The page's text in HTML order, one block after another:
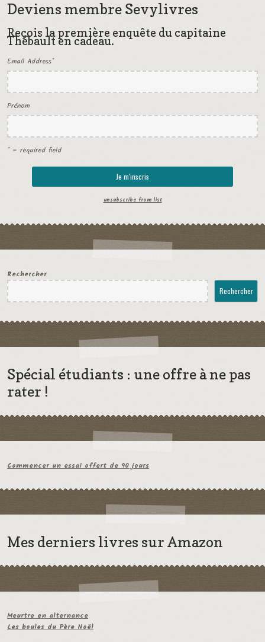
Deviens membre Sevylivres
Reçois la première enquête du capitaine
Thébault en cadeau.
Email Address*
Prénom
* = required field
unsubscribe from list
Rechercher
Rechercher
Spécial étudiants : une offre à ne pas
rater !
Commencer un essai offert de 90 jours
Mes derniers livres sur Amazon
Meurtre en alternance
Les boules du Père Noël